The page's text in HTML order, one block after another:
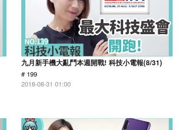
九月新手機大亂鬥本週開戰! 科技小電報(8/31)
# 199
2018-08-31 01:00